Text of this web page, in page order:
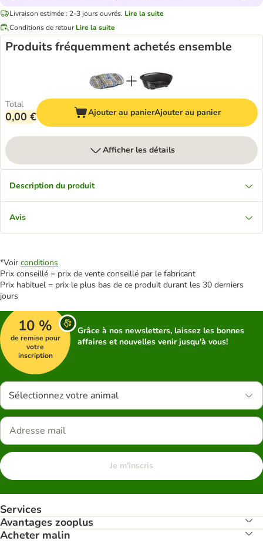
Livraison estimée : 2-3 jours ouvrés. Lire la suite
Conditions de retour Lire la suite
Produits fréquemment achetés ensemble
Total
0,00 € Ajouter au panierAjouter au panier
Afficher les détails
Description du produit
Avis
*Voir conditions
Prix conseillé = prix de vente conseillé par le fabricant
Prix habituel = prix le plus bas de ce produit durant les 30 derniers
jours
10 %
de remise pour
votre
inscription
Grâce à nos newsletters, laissez les bonnes
affaires et nouvelles venir jusqu'à vous!
Sélectionnez votre animal
Je m'inscris
Services
Avantages zooplus
Acheter malin